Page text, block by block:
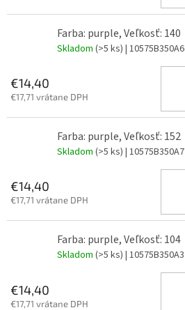
Farba: purple, Veľkosť: 140
Skladom (>5 ks) | 10575B350A6
€14,40
€17,71 vrátane DPH
Farba: purple, Veľkosť: 152
Skladom (>5 ks) | 10575B350A7
€14,40
€17,71 vrátane DPH
Farba: purple, Veľkosť: 104
Skladom (>5 ks) | 10575B350A3
€14,40
€17,71 vrátane DPH